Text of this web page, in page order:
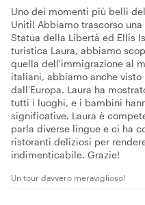
Uno dei momenti più belli
Uniti! Abbiamo trascorso
Statua della Libertà ed Ellis
turistica Laura, abbiamo
quella dell'immigrazione al
italiani, abbiamo anche
dall'Europa. Laura ha
tutti i luoghi, e i bambini
significative. Laura è
parla diverse lingue e ci ha
ristoranti deliziosi per
indimenticabile. Grazie!
Un tour davvero meraviglioso!